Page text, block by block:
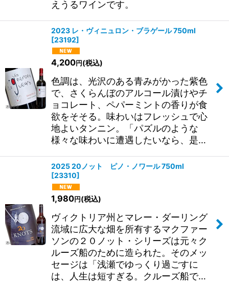
えうるワインです。
2023 レ・ヴィニュロン・ブラゲール 750ml
[23192]
4,200円 (税込)
色調は、光沢のある青みがかった紫色
で、さくらんぼのアルコール漬けやチ
ョコレート、ペパーミントの香りが食
欲をそそる。味わいはフレッシュで心
地よいタンニン。「パズルのような
様々な味わいに遭遇したいなら、是…
2025 20ノット ピノ・ノワール 750ml
[23310]
1,980円 (税込)
ヴィクトリア州とマレー・ダーリング
流域に広大な畑を所有するマクファー
ソンの２０ノット・シリーズは元々ク
ルーズ船のために造られた。そのメッ
セージは「浅瀬でゆっくり過ごすに
は、人生は短すぎる。クルーズ船で…